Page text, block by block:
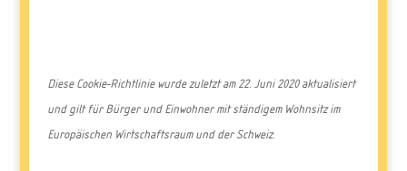
Diese Cookie-Richtlinie wurde zuletzt am 22. Juni 2020 aktualisiert
und gilt für Bürger und Einwohner mit ständigem Wohnsitz im
Europäischen Wirtschaftsraum und der Schweiz.